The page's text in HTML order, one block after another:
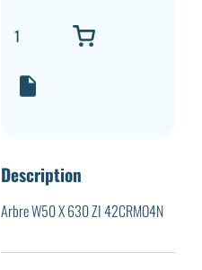
Description
Arbre W50 X 630 ZI 42CRMO4N